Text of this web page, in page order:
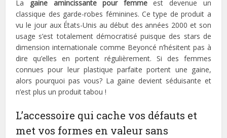
La gaine amincissante pour femmeest devenue un
classique des garde-robes féminines. Ce type de produit a
vu le jour aux États-Unis au début des années 2000 et son
usage s’est totalement démocratisé puisque des stars de
dimension internationale comme Beyoncé n’hésitent pas à
dire qu’elles en portent régulièrement. Si des femmes
connues pour leur plastique parfaite portent une gaine,
alors pourquoi pas vous? La gaine devient séduisante et
n’est plus un produit tabou !
L’accessoire qui cache vos défauts et
met vos formes en valeur sans